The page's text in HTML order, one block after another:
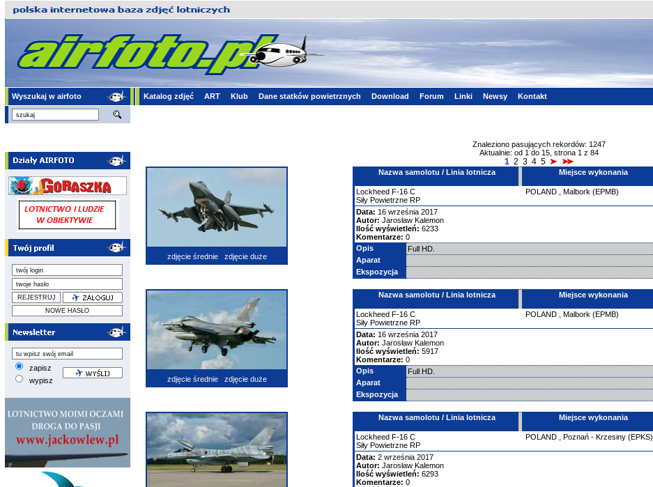
Wyszukaj w airfoto Katalog zdjęć ART Klub Dane statków powietrznych Download Forum Linki Newsy Kontakt
zapisz
wypisz
Znaleziono pasujących rekordów: 1247
Aktualnie: od 1 do 15, strona 1 z 84
1 2 3 4 5
zdjęcie średnie zdjęcie duże
Nazwa samolotu / Linia lotnicza Miejsce wykonania
Lockheed F-16 C
Siły Powietrzne RP
POLAND Malbork (EPMB)
Data: 16 września 2017
Autor: Jarosław Kalemon
Ilość wyświetleń: 6233
Komentarze: 0
Opis
Full HD.
Aparat
Ekspozycja
zdjęcie średnie zdjęcie duże
Nazwa samolotu / Linia lotnicza Miejsce wykonania
Lockheed F-16 C
Siły Powietrzne RP
POLAND Malbork (EPMB)
Data: 16 września 2017
Autor: Jarosław Kalemon
Ilość wyświetleń: 5917
Komentarze: 0
Opis
Full HD.
Aparat
Ekspozycja
Nazwa samolotu / Linia lotnicza Miejsce wykonania
Lockheed F-16 C
Siły Powietrzne RP
POLAND Poznań - Krzesiny (EPKS)
Data: 2 września 2017
Autor: Jarosław Kalemon
Ilość wyświetleń: 6293
Komentarze: 0